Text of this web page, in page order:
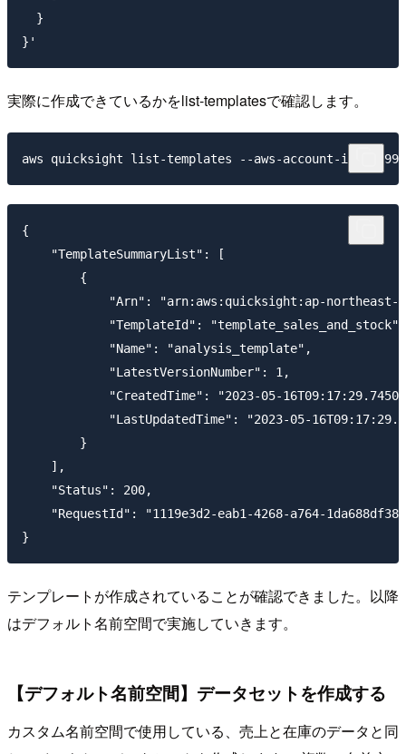
  }
実際に作成できているかをlist-templatesで確認します。
{
    "TemplateSummaryList": [
        {
"Arn": "arn:aws:quicksight:ap-
            "TemplateId": "template_sales_and_stock",
            "Name": "analysis_template",
            "LatestVersionNumber": 1,
"CreatedTime": "2023-05-
"LastUpdatedTime": "2023-05-
        }
    ],
    "Status": 200,
"RequestId": "1119e3d2-eab1-4268-a764-
テンプレートが作成されていることが確認できました。以降
はデフォルト名前空間で実施していきます。
【デフォルト名前空間】データセットを作成する
カスタム名前空間で使用している、売上と在庫のデータと同